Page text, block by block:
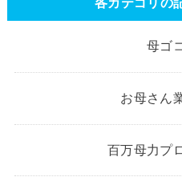
母ゴ
お母さん
百万母力プ